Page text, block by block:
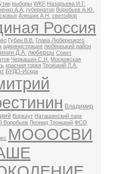
выборы WKF Назарьева И.Г.
А.А. губернатор Воробьев А.Ю.
Алешин А.Н. светофор
Россия
Губин В.В. Глава Люберецкого
администрация люберецкий район
Д.А. люберцы Совет
Черкашин С.Н.
Московская
красная горка Троицкий Л.А.
БУДО-Искра
Владимир
Воркаут Наташинский парк
Воробьев Леонид Троицкий ФСО
МОООСВИ